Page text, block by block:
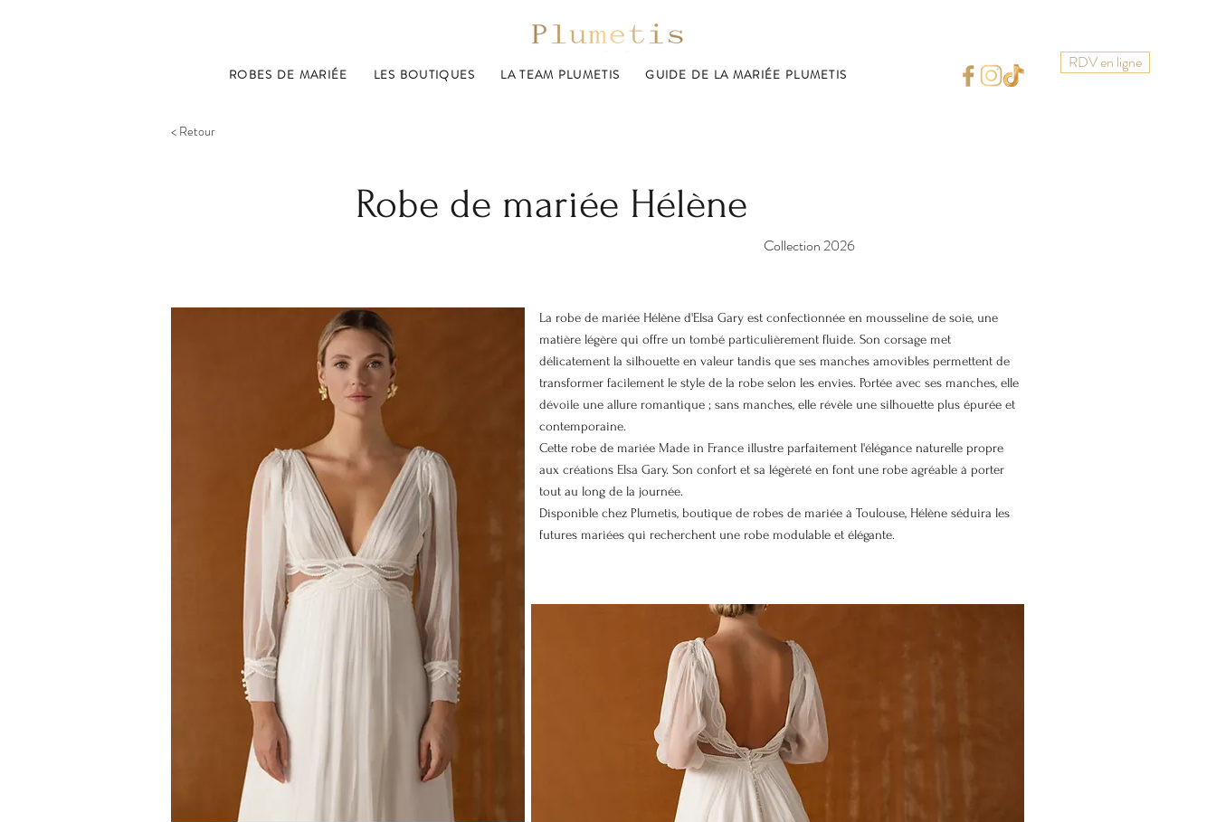
ROBES DE MARIÉE LES BOUTIQUES LA TEAM PLUMETIS GUIDE DE LA MARIÉE PLUMETIS
RDV en ligne
< Retour
Robe de mariée Hélène
Collection 2026
La robe de mariée Hélène d'Elsa Gary est confectionnée en mousseline de soie, une
matière légère qui offre un tombé particulièrement fluide. Son corsage met
délicatement la silhouette en valeur tandis que ses manches amovibles permettent de
transformer facilement le style de la robe selon les envies. Portée avec ses manches, elle
dévoile une allure romantique ; sans manches, elle révèle une silhouette plus épurée et
contemporaine.
Cette robe de mariée Made in France illustre parfaitement l'élégance naturelle propre
aux créations Elsa Gary. Son confort et sa légèreté en font une robe agréable à porter
tout au long de la journée.
Disponible chez Plumetis, boutique de robes de mariée à Toulouse, Hélène séduira les
futures mariées qui recherchent une robe modulable et élégante.